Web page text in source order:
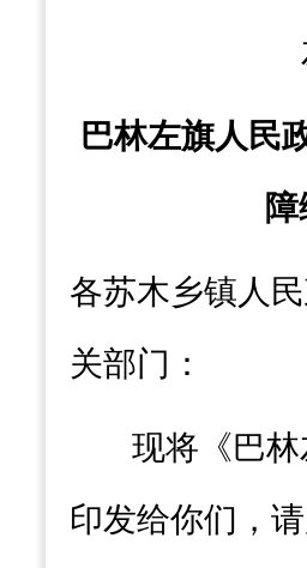
巴林左旗人民
障
各苏木乡镇人
关部门：
现将《巴
印发给你们，